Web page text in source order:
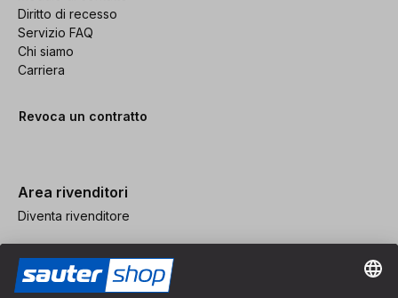
Diritto di recesso
Servizio FAQ
Chi siamo
Carriera
Revoca un contratto
Area rivenditori
Diventa rivenditore